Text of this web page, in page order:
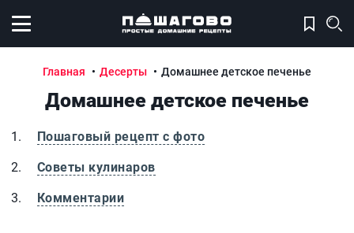
Открыть меню
Главная Десерты Домашнее детское печенье
Домашнее детское печенье
Пошаговый рецепт с фото
Советы кулинаров
Комментарии